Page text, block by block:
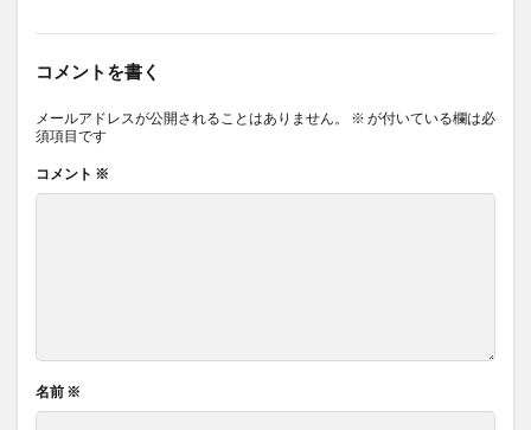
コメントを書く
メールアドレスが公開されることはありません。 ※ が付いている欄は必
須項目です
コメント ※
名前 ※